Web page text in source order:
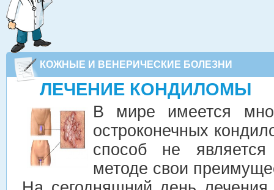
КОЖНЫЕ И ВЕНЕРИЧЕСКИЕ БОЛЕЗНИ
ЛЕЧЕНИЕ КОНДИЛОМЫ
В мире имеется
остроконечных
способ не
методе свои